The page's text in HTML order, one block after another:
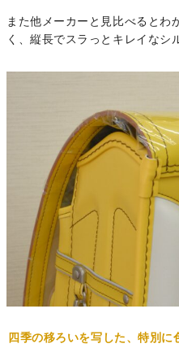
また他メーカーと見比べるとわ
く、縦長でスラっとキレイなシ
四季の移ろいを写した、特別に